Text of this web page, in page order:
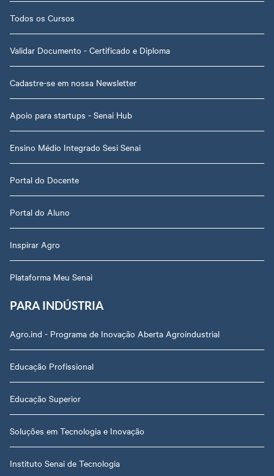
Todos os Cursos
Validar Documento - Certificado e Diploma
Cadastre-se em nossa Newsletter
Apoio para startups - Senai Hub
Ensino Médio Integrado Sesi Senai
Portal do Docente
Portal do Aluno
Inspirar Agro
Plataforma Meu Senai
PARA INDÚSTRIA
Agro.ind - Programa de Inovação Aberta Agroindustrial
Educação Profissional
Educação Superior
Soluções em Tecnologia e Inovação
Instituto Senai de Tecnologia